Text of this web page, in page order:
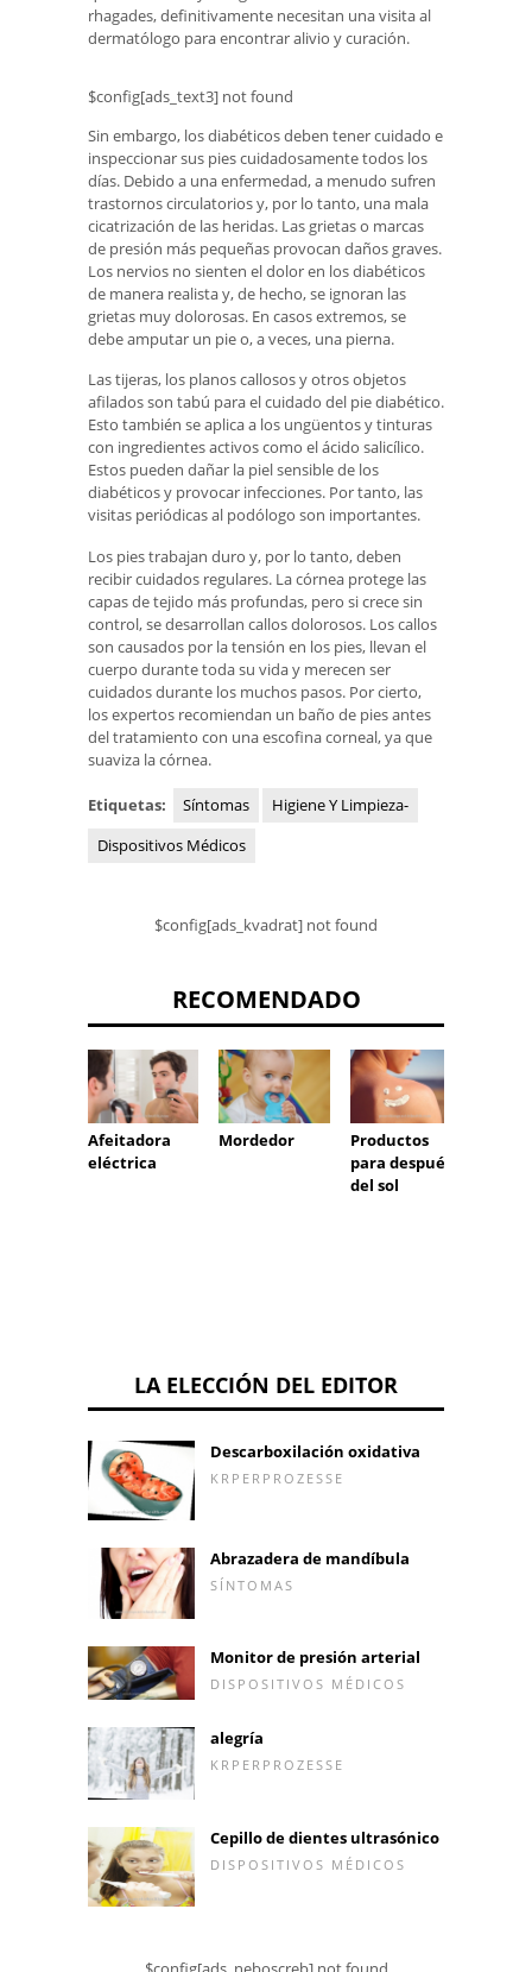
rhagades, definitivamente necesitan una visita al
dermatólogo para encontrar alivio y curación.
$config[ads_text3] not found
Sin embargo, los diabéticos deben tener cuidado e
inspeccionar sus pies cuidadosamente todos los
días. Debido a una enfermedad, a menudo sufren
trastornos circulatorios y, por lo tanto, una mala
cicatrización de las heridas. Las grietas o marcas
de presión más pequeñas provocan daños graves.
Los nervios no sienten el dolor en los diabéticos
de manera realista y, de hecho, se ignoran las
grietas muy dolorosas. En casos extremos, se
debe amputar un pie o, a veces, una pierna.
Las tijeras, los planos callosos y otros objetos
afilados son tabú para el cuidado del pie diabético.
Esto también se aplica a los ungüentos y tinturas
con ingredientes activos como el ácido salicílico.
Estos pueden dañar la piel sensible de los
diabéticos y provocar infecciones. Por tanto, las
visitas periódicas al podólogo son importantes.
Los pies trabajan duro y, por lo tanto, deben
recibir cuidados regulares. La córnea protege las
capas de tejido más profundas, pero si crece sin
control, se desarrollan callos dolorosos. Los callos
son causados ​​por la tensión en los pies, llevan el
cuerpo durante toda su vida y merecen ser
cuidados durante los muchos pasos. Por cierto,
los expertos recomiendan un baño de pies antes
del tratamiento con una escofina corneal, ya que
suaviza la córnea.
Etiquetas: Síntomas
Higiene Y Limpieza-
Dispositivos Médicos
$config[ads_kvadrat] not found
RECOMENDADO
Afeitadora
eléctrica
Mordedor
Productos
para después
del sol
LA ELECCIÓN DEL EDITOR
Descarboxilación oxidativa
KRPERPROZESSE
Abrazadera de mandíbula
SÍNTOMAS
Monitor de presión arterial
DISPOSITIVOS MÉDICOS
alegría
KRPERPROZESSE
Cepillo de dientes ultrasónico
DISPOSITIVOS MÉDICOS